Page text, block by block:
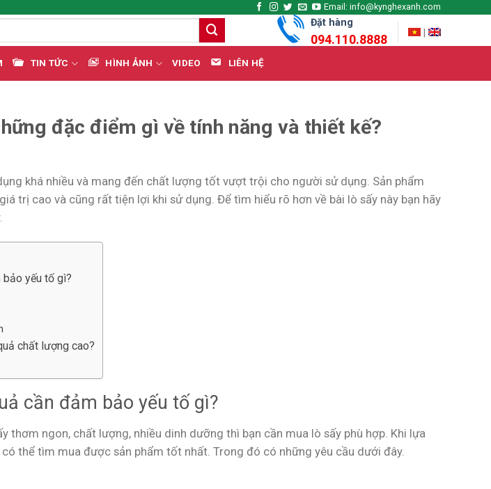
Email: info@kynghexanh.com
Đặt hàng
094.110.8888
TIN TỨC HÌNH ẢNH VIDEO LIÊN HỆ
đặc điểm gì về tính năng và thiết kế?
khá nhiều và mang đến chất lượng tốt vượt trội cho người sử dụng. Sản phẩm
trị cao và cũng rất tiện lợi khi sử dụng. Để tìm hiểu rõ hơn về bài lò sấy này bạn hãy
bảo yếu tố gì?
chất lượng cao?
cần đảm bảo yếu tố gì?
thơm ngon, chất lượng, nhiều dinh dưỡng thì bạn cần mua lò sấy phù hợp. Khi lựa
thể tìm mua được sản phẩm tốt nhất. Trong đó có những yêu cầu dưới đây.